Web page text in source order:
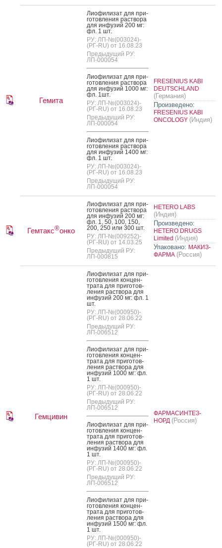
Гемита
Ли­офи­лизат для при­
готов­ле­ния рас­тво­ра
для ин­фу­зий 200 мг:
фл. 1 шт.
РУ: ЛП-№(003024)-
(РГ-RU) от 16.08.23
Предыдущий РУ:
ЛП-000054
Ли­офи­лизат для при­
готов­ле­ния рас­тво­ра
для ин­фу­зий 1000 мг:
фл. 1шт.
РУ: ЛП-№(003024)-
(РГ-RU) от 16.08.23
Предыдущий РУ:
ЛП-000054
Ли­офи­лизат для при­
готов­ле­ния рас­тво­ра
для ин­фу­зий 1400 мг:
фл. 1 шт.
РУ: ЛП-№(003024)-
(РГ-RU) от 16.08.23
Предыдущий РУ:
ЛП-000054
FRESENIUS KABI
DEUTSCHLAND
(Германия)
Произведено:
FRESENIUS KABI
ONCOLOGY (Индия)
Гемтакс®онко
Ли­офи­лизат для при­
готов­ле­ния рас­тво­ра
для ин­фу­зий 200 мг:
фл. 1, 50, 100, 150,
200, 250 или 300 шт.
РУ: ЛП-№(009252)-
(РГ-RU) от 14.03.25
Предыдущий РУ:
ЛП-000815
HETERO LABS
(Индия)
Произведено:
HETERO DRUGS
Limited (Индия)
Упаковано: МАКИЗ-
ФАРМА (Россия)
Гемцивин
Ли­офи­лизат для при­
готов­ле­ния кон­цен­
тра­та для при­готов­
ле­ния рас­тво­ра для
ин­фу­зий 200 мг: фл. 1
шт.
РУ: ЛП-№(000950)-
(РГ-RU) от 28.06.22
Предыдущий РУ:
ЛП-006512
Ли­офи­лизат для при­
готов­ле­ния кон­цен­
тра­та для при­готов­
ле­ния рас­тво­ра для
ин­фу­зий 1000 мг: фл.
1 шт.
РУ: ЛП-№(000950)-
(РГ-RU) от 28.06.22
Предыдущий РУ:
ЛП-006512
Ли­офи­лизат для при­
готов­ле­ния кон­цен­
тра­та для при­готов­
ле­ния рас­тво­ра для
ин­фу­зий 1400 мг: фл.
1 шт.
РУ: ЛП-№(000950)-
(РГ-RU) от 28.06.22
Предыдущий РУ:
ЛП-006512
Ли­офи­лизат для при­
готов­ле­ния кон­цен­
тра­та для при­готов­
ле­ния рас­тво­ра для
ин­фу­зий 1500 мг: фл.
1 шт.
РУ: ЛП-№(000950)-
(РГ-RU) от 28.06.22
ФАРМАСИНТЕЗ-
НОРД (Россия)